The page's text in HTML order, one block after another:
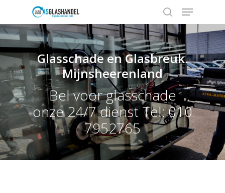
Hit enter to search or ESC to close
Glasschade en Glasbreuk.
Mijnsheerenland
Bel voor glasschade
onze 24/7 dienst Tel: 010
7952765